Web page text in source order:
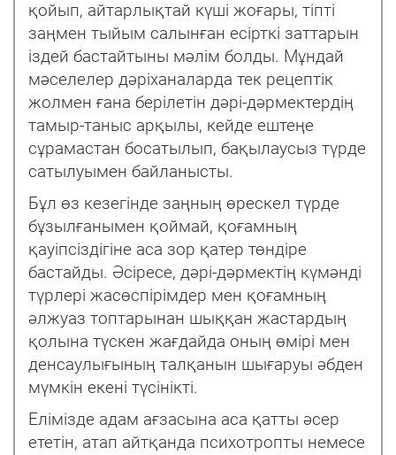
қойып, айтарлықтай күші жоғары, тіпті
заңмен тыйым салынған есірткі заттарын
іздей бастайтыны мəлім болды. Мұндай
мəселелер дəріханаларда тек рецептік
жолмен ғана берілетін дəрі-дəрмектердің
тамыр-таныс арқылы, кейде ештеңе
сұрамастан босатылып, бақылаусыз түрде
сатылуымен байланысты.
Бұл өз кезегінде заңның өрескел түрде
бұзылғанымен қоймай, қоғамның
қауіпсіздігіне аса зор қатер төндіре
бастайды. Əсіресе, дəрі-дəрмектің күмəнді
түрлері жасөспірімдер мен қоғамның
əлжуаз топтарынан шыққан жастардың
қолына түскен жағдайда оның өмірі мен
денсаулығының талқанын шығаруы əбден
мүмкін екені түсінікті.
Елімізде адам ағзасына аса қатты əсер
ететін, атап айтқанда психотропты немесе